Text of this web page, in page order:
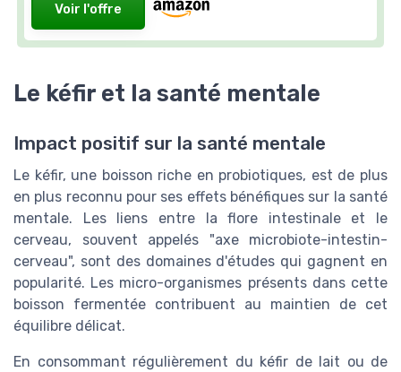
Voir l'offre
Le kéfir et la santé mentale
Impact positif sur la santé mentale
Le kéfir, une boisson riche en probiotiques, est de plus
en plus reconnu pour ses effets bénéfiques sur la santé
mentale. Les liens entre la flore intestinale et le
cerveau, souvent appelés "axe microbiote-intestin-
cerveau", sont des domaines d'études qui gagnent en
popularité. Les micro-organismes présents dans cette
boisson fermentée contribuent au maintien de cet
équilibre délicat.
En consommant régulièrement du kéfir de lait ou de